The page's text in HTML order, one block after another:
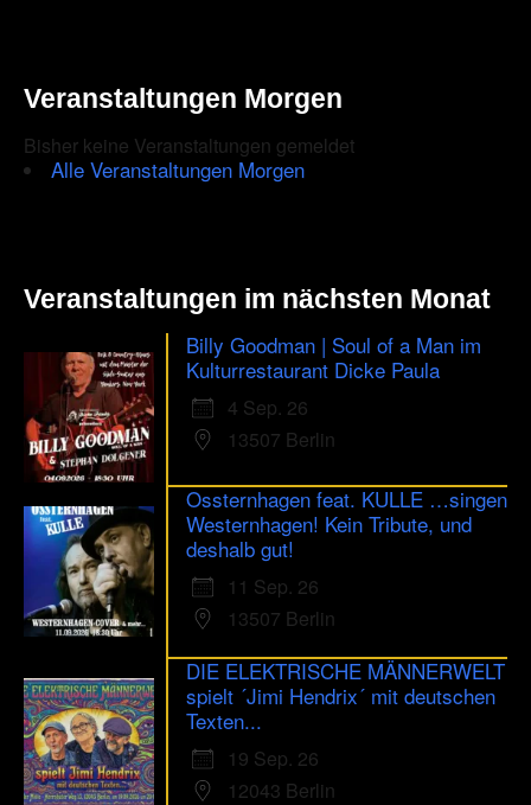
Veranstaltungen Morgen
Bisher keine Veranstaltungen gemeldet
Alle Veranstaltungen Morgen
Veranstaltungen im nächsten Monat
Billy Goodman | Soul of a Man im
Kulturrestaurant Dicke Paula
4 Sep. 26
13507 Berlin
Ossternhagen feat. KULLE …singen
Westernhagen! Kein Tribute, und
deshalb gut!
11 Sep. 26
13507 Berlin
DIE ELEKTRISCHE MÄNNERWELT
spielt ´Jimi Hendrix´ mit deutschen
Texten...
19 Sep. 26
12043 Berlin